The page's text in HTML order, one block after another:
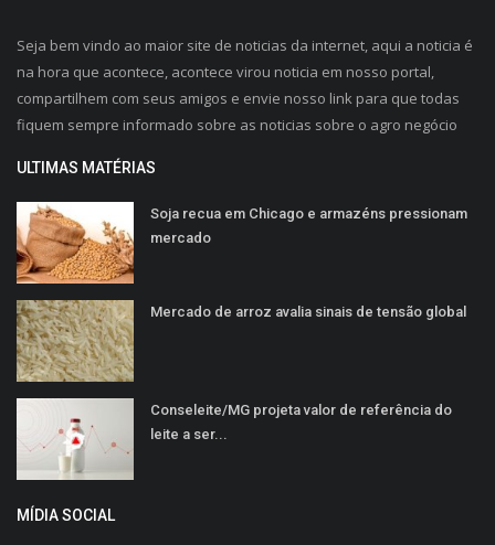
Seja bem vindo ao maior site de noticias da internet, aqui a noticia é
na hora que acontece, acontece virou noticia em nosso portal,
compartilhem com seus amigos e envie nosso link para que todas
fiquem sempre informado sobre as noticias sobre o agro negócio
ULTIMAS MATÉRIAS
Soja recua em Chicago e armazéns pressionam
mercado
Mercado de arroz avalia sinais de tensão global
Conseleite/MG projeta valor de referência do
leite a ser...
MÍDIA SOCIAL